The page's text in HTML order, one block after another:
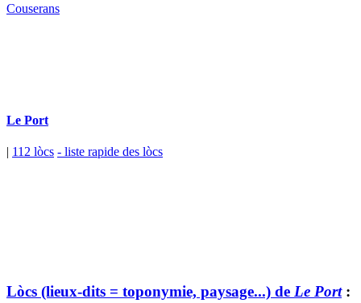
Couserans
Le Port
| 112 lòcs - liste rapide des lòcs
Lòcs (lieux-dits = toponymie, paysage...) de Le Port: